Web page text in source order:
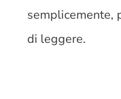
semplicemente,
di leggere.